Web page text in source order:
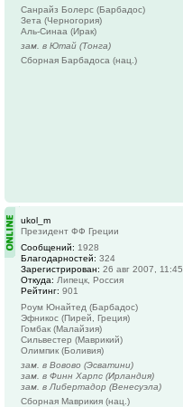
Санрайз Болерс (Барбадос)
Зета (Черногория)
Аль-Синаа (Ирак)
зам. в Ютай (Тонга)
Сборная Барбадоса (нац.)
ukol_m
Президент ФФ Греции
Сообщений: 1928
Благодарностей: 324
Зарегистрирован: 26 авг 2007, 11:45
Откуда: Липецк, Россия
Рейтинг: 901
Роум Юнайтед (Барбадос)
Эфникос (Пирей, Греция)
Гомбак (Малайзия)
Сильвестер (Маврикий)
Олимпик (Боливия)
зам. в Вовово (Эсватини)
зам. в Финн Харпс (Ирландия)
зам. в Либертадор (Венесуэла)
Сборная Маврикия (нац.)